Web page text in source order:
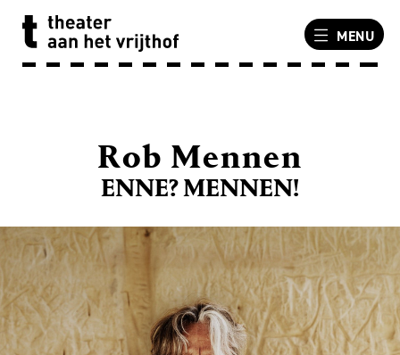
MENU
ENNE? MENNEN!
Rob Mennen